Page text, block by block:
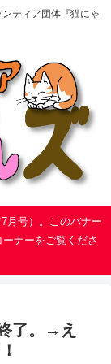
ティア団体『猫にゃ
月号）。このバナー
ナーをご覧くださ
了。→え